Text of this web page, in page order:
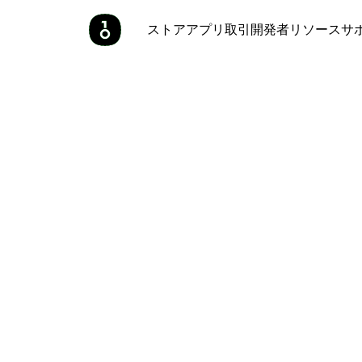
ストアアプリ 取引 開発者リソースサ